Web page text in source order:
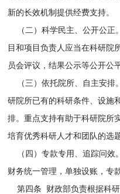
新的长效机制提供经费支持。
（二）科学民主、公开公正
目和项目负责人应当在科研院
员会评议，结果公示等公开公
（三）依托院所、自主安排
研院所已有的科研条件、设施
排。重点支持有助于科研院所
培育优秀科研人才和团队的选
（四）专款专用、追踪问效
财务统一管理，单独设账，专
第四条 财政部负责根据科